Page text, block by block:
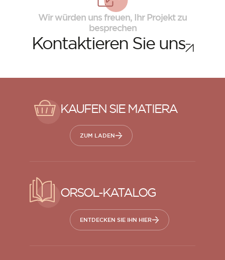
ORSOL-Magazin
Wir würden uns freuen, Ihr Projekt zu
besprechen
Kontaktieren Sie uns
KAUFEN SIE MATIERA
ZUM LADEN
ORSOL-KATALOG
ENTDECKEN SIE IHN HIER